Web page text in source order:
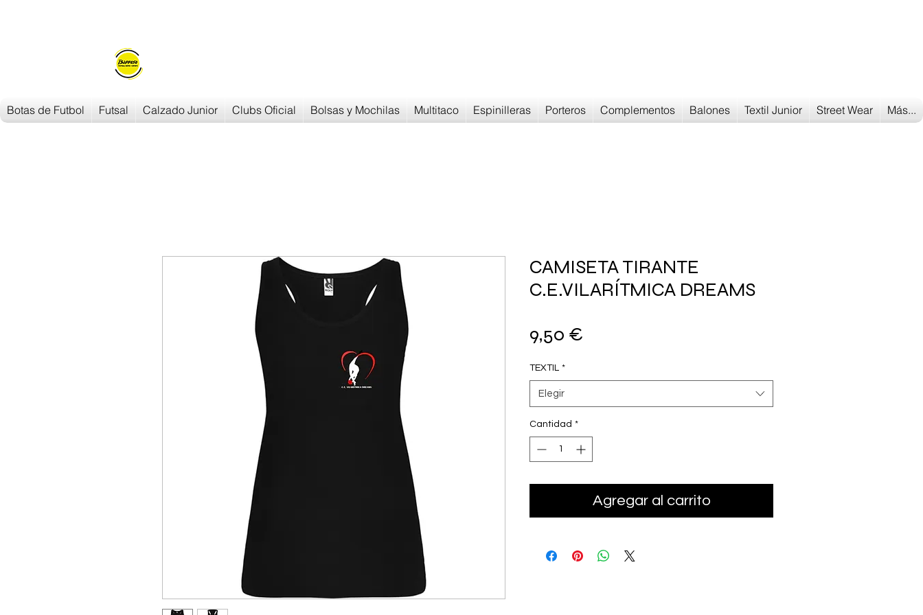
CAMISETA TIRANTE
C.E.VILARÍTMICA DREAMS
9,50 €
TEXTIL *
Elegir
Cantidad *
Agregar al carrito
Botas de Futbol Futsal Calzado Junior Clubs Oficial Bolsas y Mochilas Multitaco Espinilleras Porteros Complementos Balones Textil Junior Street Wear Más...